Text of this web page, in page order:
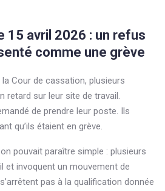
15 avril 2026 : un refus
comme une grève
Cour de cassation, plusieurs
retard sur leur site de travail.
de prendre leur poste. Ils
qu’ils étaient en grève.
pouvait paraître simple : plusieurs
et invoquent un mouvement de
pas à la qualification donnée